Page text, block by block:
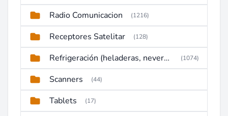
Radio Comunicacion (1216)
Receptores Satelitar (128)
Refrigeración (heladeras, neveras, congeladores) (1074)
Scanners (44)
Tablets (17)